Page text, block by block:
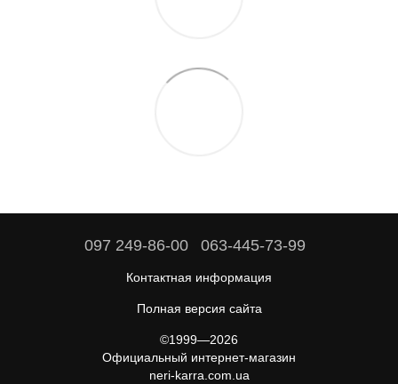
097 249-86-00 063-445-73-99
Контактная информация
Полная версия сайта
©1999—2026
Официальный интернет-магазин
neri-karra.com.ua